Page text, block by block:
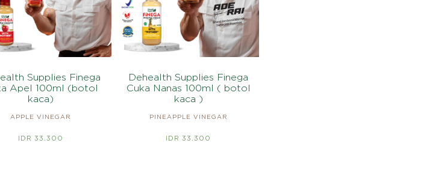
Supplies Finega
Apel 100ml (botol
kaca)
APPLE VINEGAR
IDR 33.300
Dehealth Supplies Finega
Cuka Nanas 100ml ( botol
kaca )
PINEAPPLE VINEGAR
IDR 33.300